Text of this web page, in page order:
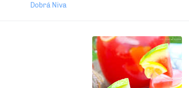
Dobrá Niva